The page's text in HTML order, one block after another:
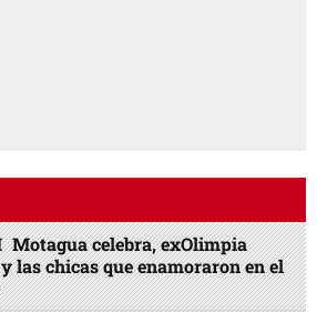
Motagua celebra, exOlimpia
las chicas que enamoraron en el